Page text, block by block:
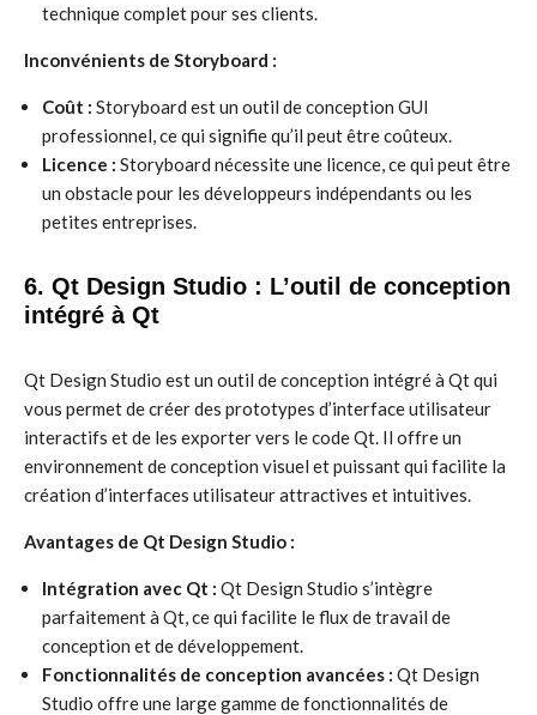
technique complet pour ses clients.
Inconvénients de Storyboard :
Coût : Storyboard est un outil de conception GUI
professionnel, ce qui signifie qu’il peut être coûteux.
Licence : Storyboard nécessite une licence, ce qui peut être
un obstacle pour les développeurs indépendants ou les
petites entreprises.
6. Qt Design Studio : L’outil de conception
intégré à Qt
Qt Design Studio est un outil de conception intégré à Qt qui
vous permet de créer des prototypes d’interface utilisateur
interactifs et de les exporter vers le code Qt. Il offre un
environnement de conception visuel et puissant qui facilite la
création d’interfaces utilisateur attractives et intuitives.
Avantages de Qt Design Studio :
Intégration avec Qt : Qt Design Studio s’intègre
parfaitement à Qt, ce qui facilite le flux de travail de
conception et de développement.
Fonctionnalités de conception avancées : Qt Design
Studio offre une large gamme de fonctionnalités de